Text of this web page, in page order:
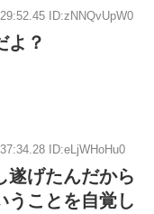
ID:zNNQvUpW0
よ？
ID:eLjWHoHu0
遂げたんだから
うことを自覚し